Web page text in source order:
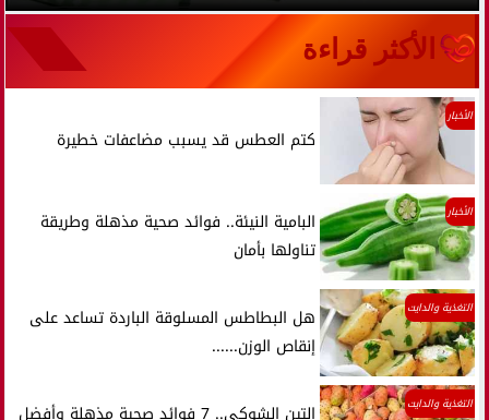
الأكثر قراءة
الأخبار
كتم العطس قد يسبب مضاعفات خطيرة
الأخبار
البامية النيئة.. فوائد صحية مذهلة وطريقة
تناولها بأمان
التغذية والدايت
هل البطاطس المسلوقة الباردة تساعد على
إنقاص الوزن......
التغذية والدايت
التين الشوكي.. 7 فوائد صحية مذهلة وأفضل